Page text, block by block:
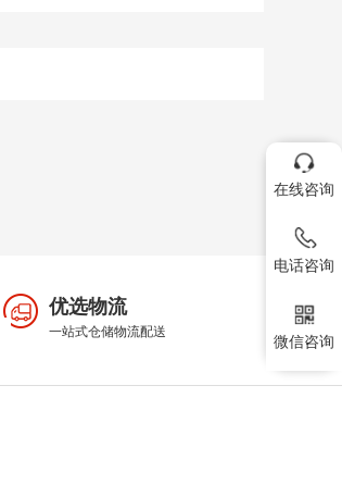
在线咨询
电话咨询
微信咨询
优选物流
一站式仓储物流配送